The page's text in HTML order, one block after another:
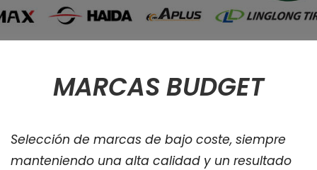
MARCAS BUDGET
Selección de marcas de bajo coste, siempre
manteniendo una alta calidad y un resultado